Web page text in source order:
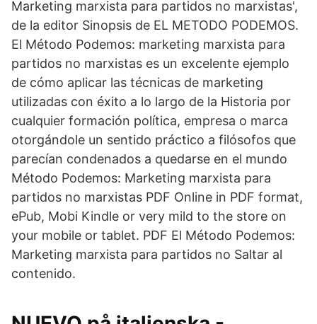
Marketing marxista para partidos no marxistas',
de la editor Sinopsis de EL METODO PODEMOS.
El Método Podemos: marketing marxista para
partidos no marxistas es un excelente ejemplo
de cómo aplicar las técnicas de marketing
utilizadas con éxito a lo largo de la Historia por
cualquier formación política, empresa o marca
otorgándole un sentido práctico a filósofos que
parecían condenados a quedarse en el mundo
Método Podemos: Marketing marxista para
partidos no marxistas PDF Online in PDF format,
ePub, Mobi Kindle or very mild to the store on
your mobile or tablet. PDF El Método Podemos:
Marketing marxista para partidos no Saltar al
contenido.